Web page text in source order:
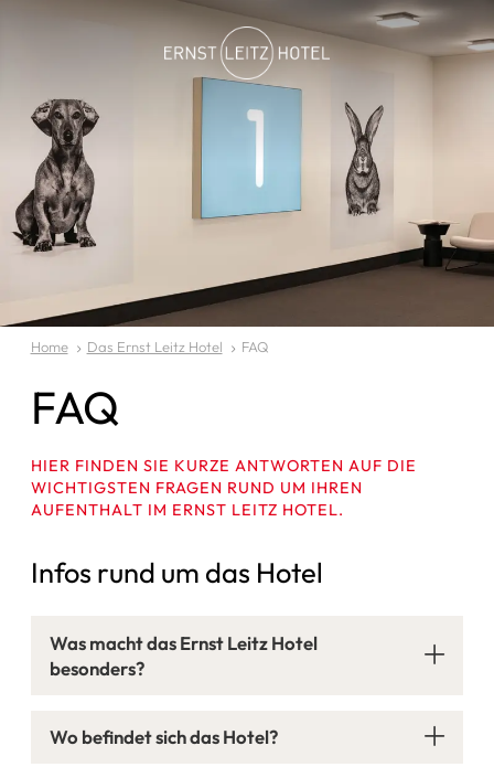
Home Das Ernst Leitz Hotel FAQ
FAQ
HIER FINDEN SIE KURZE ANTWORTEN AUF DIE
WICHTIGSTEN FRAGEN RUND UM IHREN
AUFENTHALT IM ERNST LEITZ HOTEL.
Infos rund um das Hotel
Was macht das Ernst Leitz Hotel
besonders?
Wo befindet sich das Hotel?